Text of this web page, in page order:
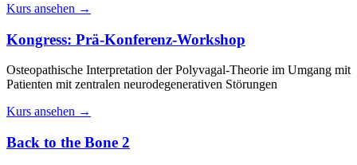
Kurs ansehen →
Kongress: Prä-Konferenz-Workshop
Osteopathische Interpretation der Polyvagal-Theorie im Umgang mit
Patienten mit zentralen neurodegenerativen Störungen
Kurs ansehen →
Back to the Bone 2